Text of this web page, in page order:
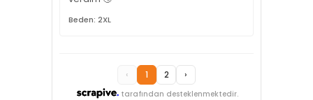
Beden: 2XL
tarafından desteklenmektedir.
‹ 1 2 ›